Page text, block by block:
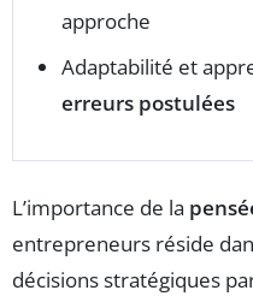
approche
Adaptabilité et
erreurs postulées
L’importance de la
entrepreneurs réside
décisions stratégiques